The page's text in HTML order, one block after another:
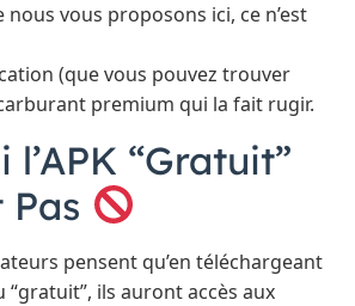
nous vous proposons ici, ce n’est
(que vous pouvez trouver
premium qui la fait rugir.
l’APK “Gratuit”
pensent qu’en téléchargeant
“gratuit”, ils auront accès aux